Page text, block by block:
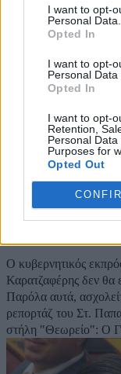
I want to opt-
Personal Data.
Opted In
I want to opt-
Personal Data
Opted In
I want to opt-
Retention,
Personal
Purposes for
Opted Out
Τι είπε ο
Ο κυβερνητικός
Καρατζαφέρης δεν θα
Παρόλα αυτά,
ρεπορτάζ του Στ.